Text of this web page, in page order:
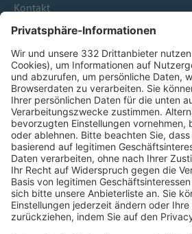
Kontakt
HÄUFIG BESUCHTE SEITEN
Pässe und Vereinswechsel
Trainerausbildung
Schulungsangebot Vereinsmitarbeiter
BFV-Geschäftsstellen
Trainerbörse
Login SpielPlus
FOLGE DEM BFV